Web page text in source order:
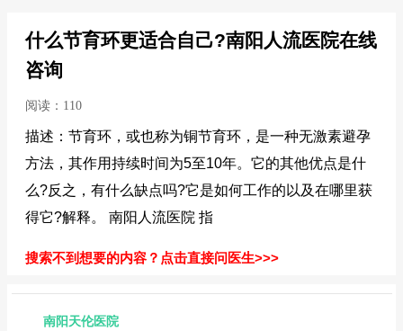
什么节育环更适合自己?南阳人流医院在线
咨询
阅读：110
描述：节育环，或也称为铜节育环，是一种无激素避孕
方法，其作用持续时间为5至10年。它的其他优点是什
么?反之，有什么缺点吗?它是如何工作的以及在哪里获
得它?解释。 南阳人流医院 指
搜索不到想要的内容？点击直接问医生>>>
南阳天伦医院